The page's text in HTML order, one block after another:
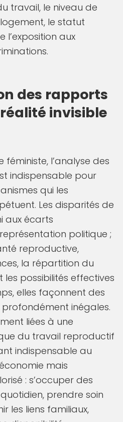
travail, le niveau de
le statut
l’exposition aux
des rapports
invisible
l’analyse des
indispensable pour
qui les
Les disparités de
aux écarts
politique ;
reproductive,
la répartition du
possibilités effectives
elles façonnent des
inégales.
liées à une
du travail reproductif
indispensable au
mais
: s’occuper des
prendre soin
les liens familiaux,